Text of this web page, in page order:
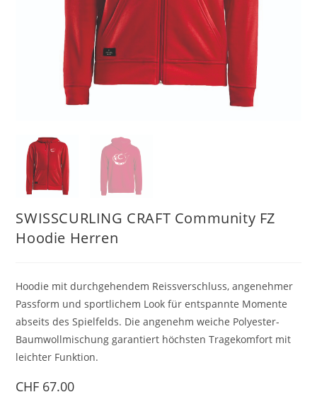
SWISSCURLING CRAFT Community FZ
Hoodie Herren
Hoodie mit durchgehendem Reissverschluss, angenehmer
Passform und sportlichem Look für entspannte Momente
abseits des Spielfelds. Die angenehm weiche Polyester-
Baumwollmischung garantiert höchsten Tragekomfort mit
leichter Funktion.
CHF 67.00